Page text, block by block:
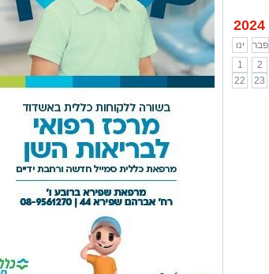
2024
ינו
פבר
1
2
22
23